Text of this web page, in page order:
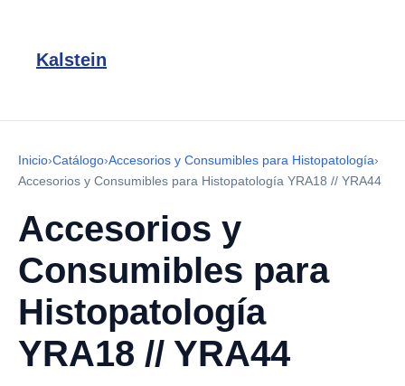
Kalstein
Inicio›Catálogo›Accesorios y Consumibles para Histopatología›
Accesorios y Consumibles para Histopatología YRA18 // YRA44
Accesorios y
Consumibles para
Histopatología
YRA18 // YRA44